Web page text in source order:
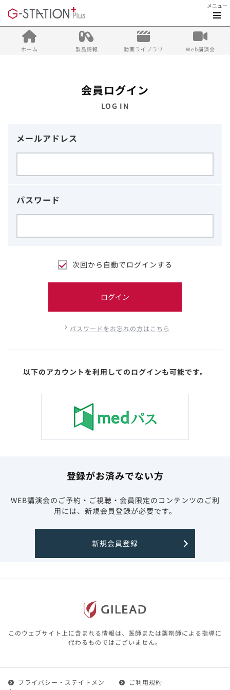
メニュー
ホーム 製品情報 動画ライブラリ Web講演会
会員ログイン
LOG IN
メールアドレス
パスワード
次回から自動でログインする
ログイン
パスワードをお忘れの方はこちら
以下のアカウントを利用してのログインも可能です。
登録がお済みでない方
WEB講演会のご予約・ご視聴・会員限定のコンテンツのご利
用には、新規会員登録が必要です。
新規会員登録
このウェブサイト上に含まれる情報は、医師または薬剤師による指導に
代わるものではございません。
プライバシー・ステイトメン
ご利用規約